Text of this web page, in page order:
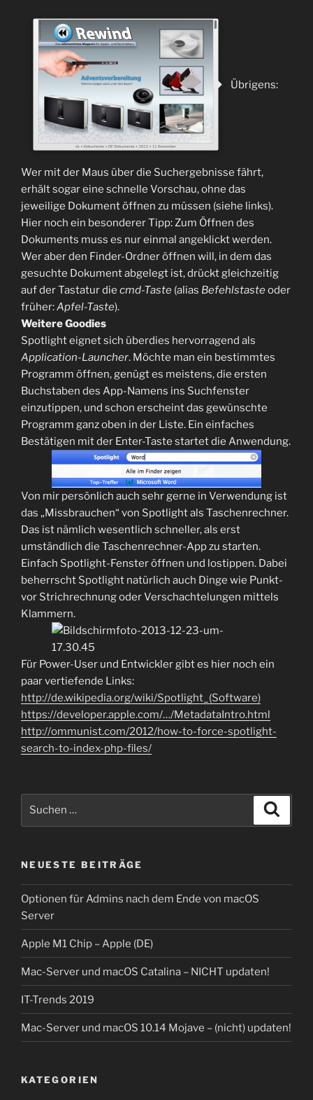
Übrigens:
Wer mit der Maus über die Suchergebnisse fährt,
erhält sogar eine schnelle Vorschau, ohne das
jeweilige Dokument öffnen zu müssen (siehe links).
Hier noch ein besonderer Tipp: Zum Öffnen des
Dokuments muss es nur einmal angeklickt werden.
Wer aber den Finder-Ordner öffnen will, in dem das
gesuchte Dokument abgelegt ist, drückt gleichzeitig
auf der Tastatur die cmd-Taste (alias Befehlstasteoder
früher:Apfel-Taste).
Weitere Goodies
Spotlight eignet sich überdies hervorragend als
Application-Launcher. Möchte man ein bestimmtes
Programm öffnen, genügt es meistens, die ersten
Buchstaben des App-Namens ins Suchfenster
einzutippen, und schon erscheint das gewünschte
Programm ganz oben in der Liste. Ein einfaches
Bestätigen mit der Enter-Taste startet die Anwendung.
Von mir persönlich auch sehr gerne in Verwendung ist
das „Missbrauchen“ von Spotlight als Taschenrechner.
Das ist nämlich wesentlich schneller, als erst
umständlich die Taschenrechner-App zu starten.
Einfach Spotlight-Fenster öffnen und lostippen. Dabei
beherrscht Spotlight natürlich auch Dinge wie Punkt-
vor Strichrechnung oder Verschachtelungen mittels
Klammern.
Für Power-User und Entwickler gibt es hier noch ein
paar vertiefende Links:
http://de.wikipedia.org/wiki/Spotlight_(Software)
https://developer.apple.com/…/MetadataIntro.html
http://ommunist.com/2012/how-to-force-spotlight-
search-to-index-php-files/
NEUESTE BEITRÄGE
Optionen für Admins nach dem Ende von macOS
Server
Apple M1 Chip – Apple (DE)
Mac-Server und macOS Catalina – NICHT updaten!
IT-Trends 2019
Mac-Server und macOS 10.14 Mojave – (nicht) updaten!
KATEGORIEN